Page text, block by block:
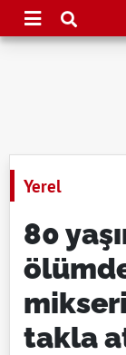
Yerel
80
takla